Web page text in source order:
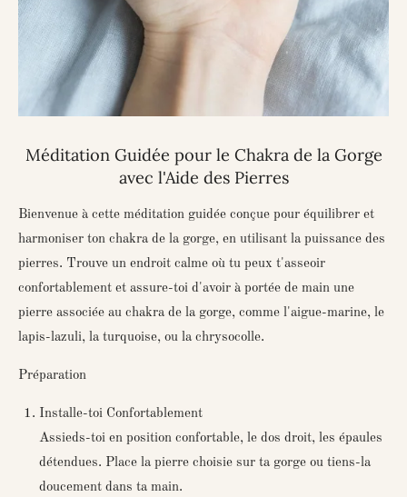
Méditation Guidée pour le Chakra de la Gorge
avec l'Aide des Pierres
Bienvenue à cette méditation guidée conçue pour équilibrer et
harmoniser ton chakra de la gorge, en utilisant la puissance des
pierres. Trouve un endroit calme où tu peux t'asseoir
confortablement et assure-toi d'avoir à portée de main une
pierre associée au chakra de la gorge, comme l'aigue-marine, le
lapis-lazuli, la turquoise, ou la chrysocolle.
Préparation
Installe-toi Confortablement
Assieds-toi en position confortable, le dos droit, les épaules
détendues. Place la pierre choisie sur ta gorge ou tiens-la
doucement dans ta main.